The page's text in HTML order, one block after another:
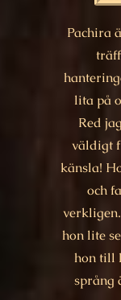
Pachira
lita på
Red
väldigt
känsla!
och
hon lite
hon till
språng